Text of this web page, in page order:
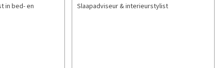
in bed- en
Slaapadviseur & interieurstylist